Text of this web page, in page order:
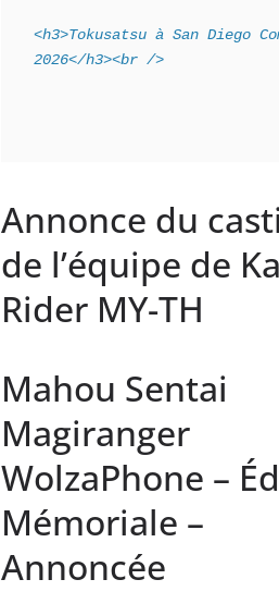
<h3>Tokusatsu à San Diego
2026</h3><br />
Annonce du
de l’équipe de
Rider MY-TH
Mahou Sentai
Magiranger
WolzaPhone –
Mémoriale –
Annoncée